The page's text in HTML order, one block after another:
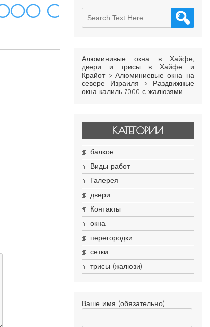
С
Алюминивые окна в Хайфе,
двери и трисы в Хайфе и
Крайот>Алюминиевые окна на
севере Израиля > Раздвижные
окна калиль 7000 с жалюзями
КАТЕГОРИИ
балкон
Виды работ
Галерея
двери
Контакты
окна
перегородки
сетки
трисы (жалюзи)
Ваше имя (обязательно)